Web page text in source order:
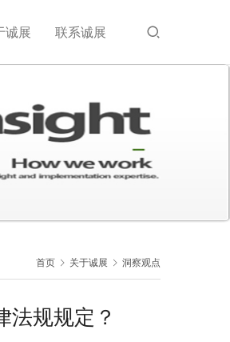
诚展 联系诚展
首页 关于诚展 洞察观点
法规规定？